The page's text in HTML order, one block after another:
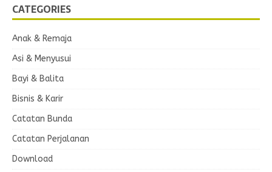
CATEGORIES
Anak & Remaja
Asi & Menyusui
Bayi & Balita
Bisnis & Karir
Catatan Bunda
Catatan Perjalanan
Download